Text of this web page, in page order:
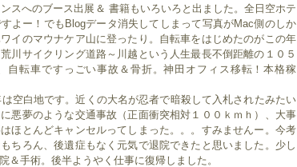
スへのブース出展＆ 書籍もいろいろと出ました。全日空ホテ
よー！でもBlogデータ消失してしまって写真がMac側のしか
イのマウナケア山に登ったり。自転車をはじめたのがこの年
川サイクリング道路～川越という人生最長不倒距離の１０５
自転車ですっごい事故＆骨折。神田オフィス移転！本格稼
空白地です。近くの大名が忍者で暗殺して入札されたみたい
悪夢のような交通事故（正面衝突相対１００ｋｍｈ）、大事
ほとんどキャンセルってしまった。。。すみませんー。今考
ちろん、後遺症もなく元気で退院できたと思いました。少し
＆手術。後半ようやく仕事に復帰しました。